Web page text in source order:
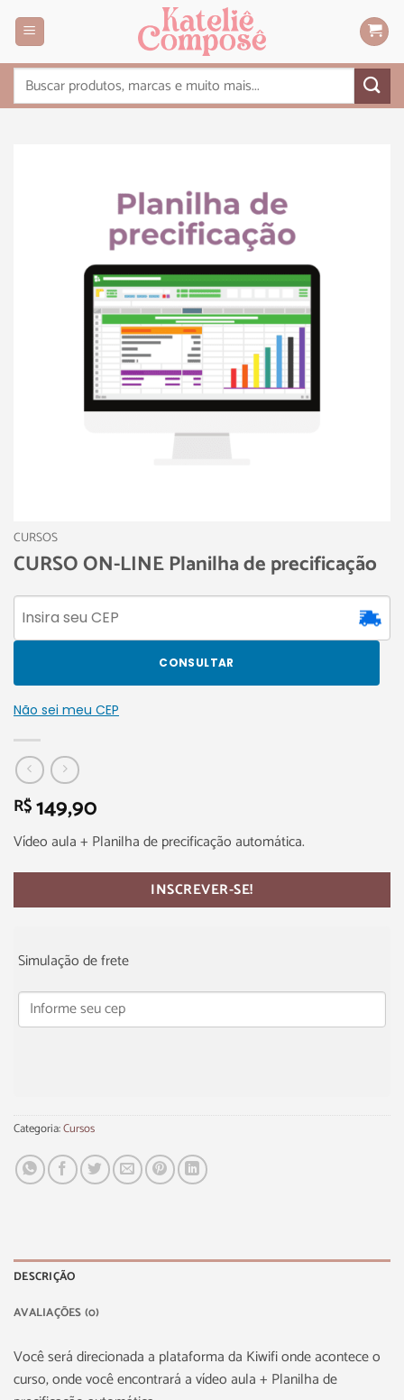
CURSOS
CURSO ON-LINE Planilha de precificação
CONSULTAR
Não sei meu CEP
R$149,90
Vídeo aula + Planilha de precificação automática.
INSCREVER-SE!
Simulação de frete
Categoria:Cursos
DESCRIÇÃO
AVALIAÇÕES (0)
Você será direcionada a plataforma da Kiwifi onde acontece o
curso, onde você encontrará a vídeo aula + Planilha de